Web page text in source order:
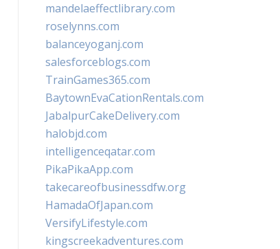
mandelaeffectlibrary.com
roselynns.com
balanceyoganj.com
salesforceblogs.com
TrainGames365.com
BaytownEvaCationRentals.com
JabalpurCakeDelivery.com
halobjd.com
intelligenceqatar.com
PikaPikaApp.com
takecareofbusinessdfw.org
HamadaOfJapan.com
VersifyLifestyle.com
kingscreekadventures.com